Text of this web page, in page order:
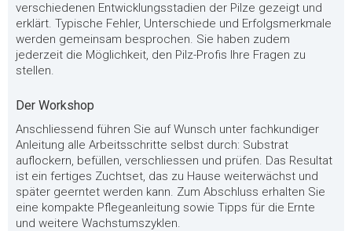
verschiedenen Entwicklungsstadien der Pilze gezeigt und
erklärt. Typische Fehler, Unterschiede und Erfolgsmerkmale
werden gemeinsam besprochen. Sie haben zudem
jederzeit die Möglichkeit, den Pilz-Profis Ihre Fragen zu
stellen.
Der Workshop
Anschliessend führen Sie auf Wunsch unter fachkundiger
Anleitung alle Arbeitsschritte selbst durch: Substrat
auflockern, befüllen, verschliessen und prüfen. Das Resultat
ist ein fertiges Zuchtset, das zu Hause weiterwächst und
später geerntet werden kann. Zum Abschluss erhalten Sie
eine kompakte Pflegeanleitung sowie Tipps für die Ernte
und weitere Wachstumszyklen.